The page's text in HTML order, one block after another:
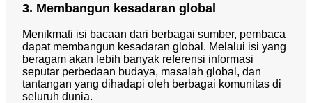
3. Membangun kesadaran global
Menikmati isi bacaan dari berbagai sumber, pembaca
dapat membangun kesadaran global. Melalui isi yang
beragam akan lebih banyak referensi informasi
seputar perbedaan budaya, masalah global, dan
tantangan yang dihadapi oleh berbagai komunitas di
seluruh dunia.